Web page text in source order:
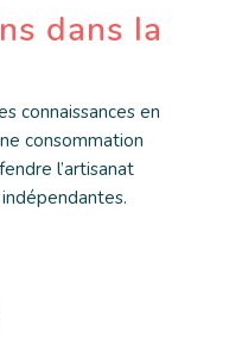
dans la
connaissances en
consommation
l’artisanat